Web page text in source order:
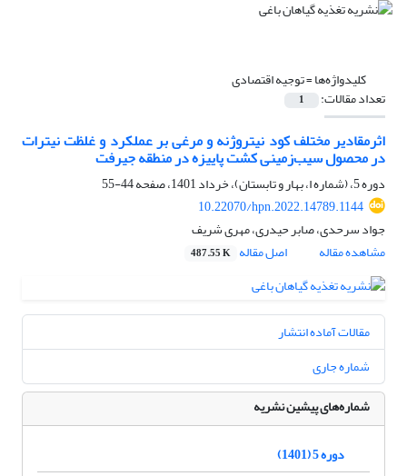
کلیدواژه‌ها =توجیه اقتصادی
تعداد مقالات: 1
اثرمقادیر مختلف کود نیتروژنه و مرغی بر عملکرد و غلظت نیترات
در محصول سیب‌زمینی کشت پاییزه در منطقه جیرفت
دوره 5، (شماره ا، بهار و تابستان)، خرداد 1401، صفحه
44-55
10.22070/hpn.2022.14789.1144
جواد سرحدی، صابر حیدری، مهری شریف
مشاهده مقاله
اصل مقاله 487.55 K
مقالات آماده انتشار
شماره جاری
شماره‌های پیشین نشریه
دوره 5 (1401)